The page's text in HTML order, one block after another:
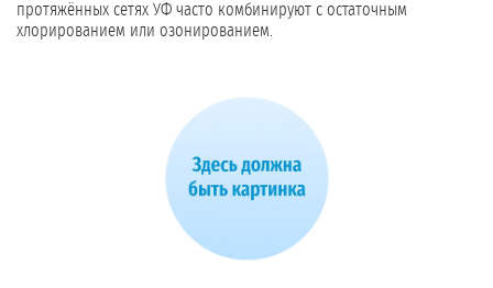
протяжённых сетях УФ часто комбинируют с остаточным
хлорированием или озонированием.